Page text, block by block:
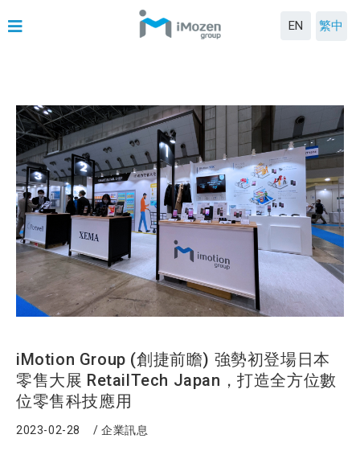
EN 繁中
iMotion Group (創捷前瞻) 強勢初登場日本
零售大展 RetailTech Japan，打造全方位數
位零售科技應用
2023-02-28 /企業訊息